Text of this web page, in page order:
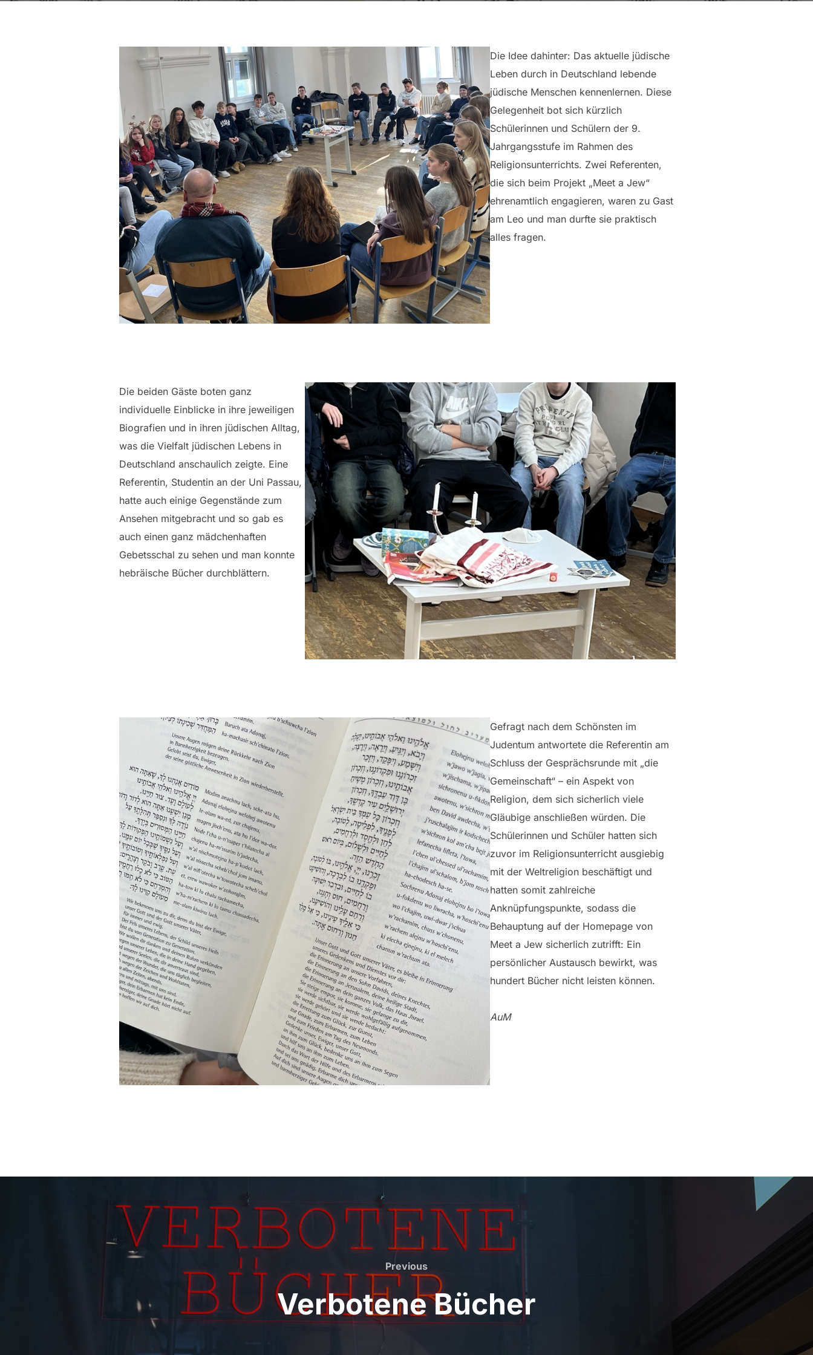
Die Idee dahinter: Das aktuelle jüdische
Leben durch in Deutschland lebende
jüdische Menschen kennenlernen. Diese
Gelegenheit bot sich kürzlich
Schülerinnen und Schülern der 9.
Jahrgangsstufe im Rahmen des
Religionsunterrichts. Zwei Referenten,
die sich beim Projekt „Meet a Jew“
ehrenamtlich engagieren, waren zu Gast
am Leo und man durfte sie praktisch
alles fragen.
Die beiden Gäste boten ganz
individuelle Einblicke in ihre jeweiligen
Biografien und in ihren jüdischen Alltag,
was die Vielfalt jüdischen Lebens in
Deutschland anschaulich zeigte. Eine
Referentin, Studentin an der Uni Passau,
hatte auch einige Gegenstände zum
Ansehen mitgebracht und so gab es
auch einen ganz mädchenhaften
Gebetsschal zu sehen und man konnte
hebräische Bücher durchblättern.
Gefragt nach dem Schönsten im
Judentum antwortete die Referentin am
Schluss der Gesprächsrunde mit „die
Gemeinschaft“ – ein Aspekt von
Religion, dem sich sicherlich viele
Gläubige anschließen würden. Die
Schülerinnen und Schüler hatten sich
zuvor im Religionsunterricht ausgiebig
mit der Weltreligion beschäftigt und
hatten somit zahlreiche
Anknüpfungspunkte, sodass die
Behauptung auf der Homepage von
Meet a Jew sicherlich zutrifft: Ein
persönlicher Austausch bewirkt, was
hundert Bücher nicht leisten können.
AuM
Previous
Previous
Verbotene Bücher